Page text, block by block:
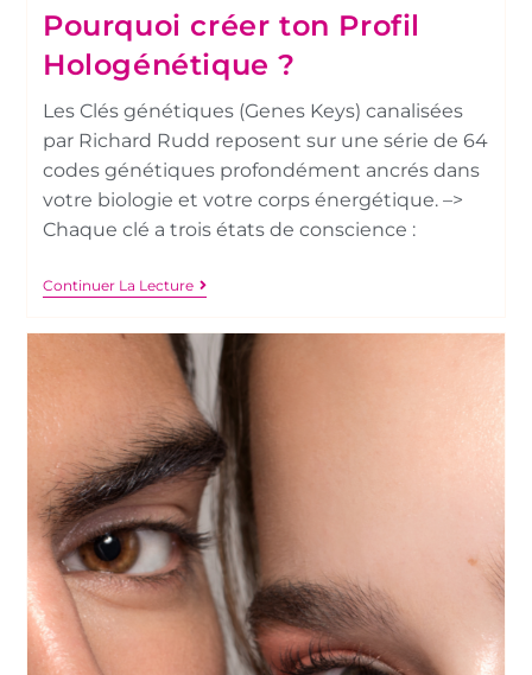
Pourquoi créer ton Profil
Hologénétique ?
Les Clés génétiques (Genes Keys) canalisées
par Richard Rudd reposent sur une série de 64
codes génétiques profondément ancrés dans
votre biologie et votre corps énergétique. –>
Chaque clé a trois états de conscience :
Continuer La Lecture